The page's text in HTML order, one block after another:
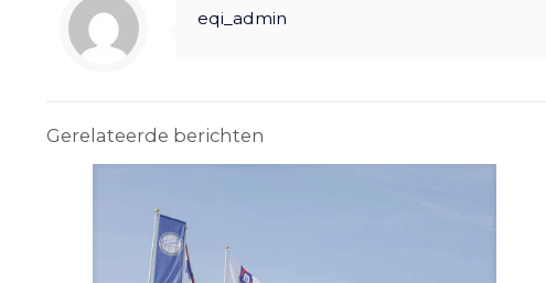
eqi_admin
Gerelateerde berichten